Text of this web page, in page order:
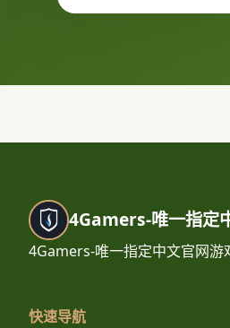
4Gamers-唯一指定
4Gamers-唯一指定中文官网游
快速导航